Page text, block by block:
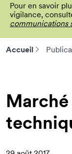
Pour en savoir
vigilance,
communications
Accueil
Marché